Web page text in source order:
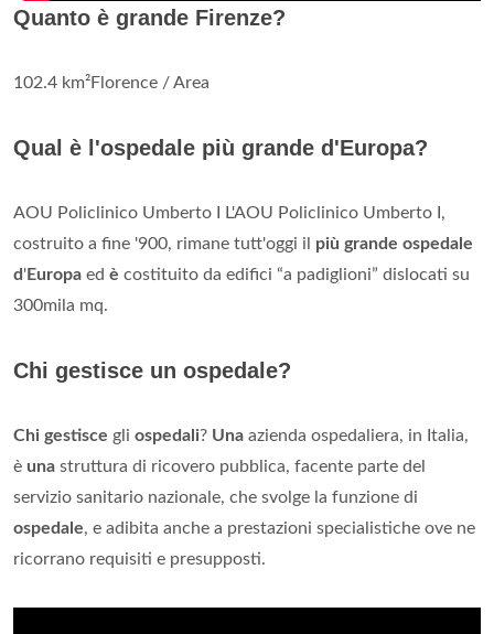
Quanto è grande Firenze?
102.4 km²Florence / Area
Qual è l'ospedale più grande d'Europa?
AOU Policlinico Umberto I L'AOU Policlinico Umberto I,
costruito a fine '900, rimane tutt'oggi il più grande ospedale
d 'Europa ed è costituito da edifici “a padiglioni” dislocati su
300mila mq.
Chi gestisce un ospedale?
Chi gestisce gli ospedali? Una azienda ospedaliera, in Italia,
è una struttura di ricovero pubblica, facente parte del
servizio sanitario nazionale, che svolge la funzione di
ospedale, e adibita anche a prestazioni specialistiche ove ne
ricorrano requisiti e presupposti.